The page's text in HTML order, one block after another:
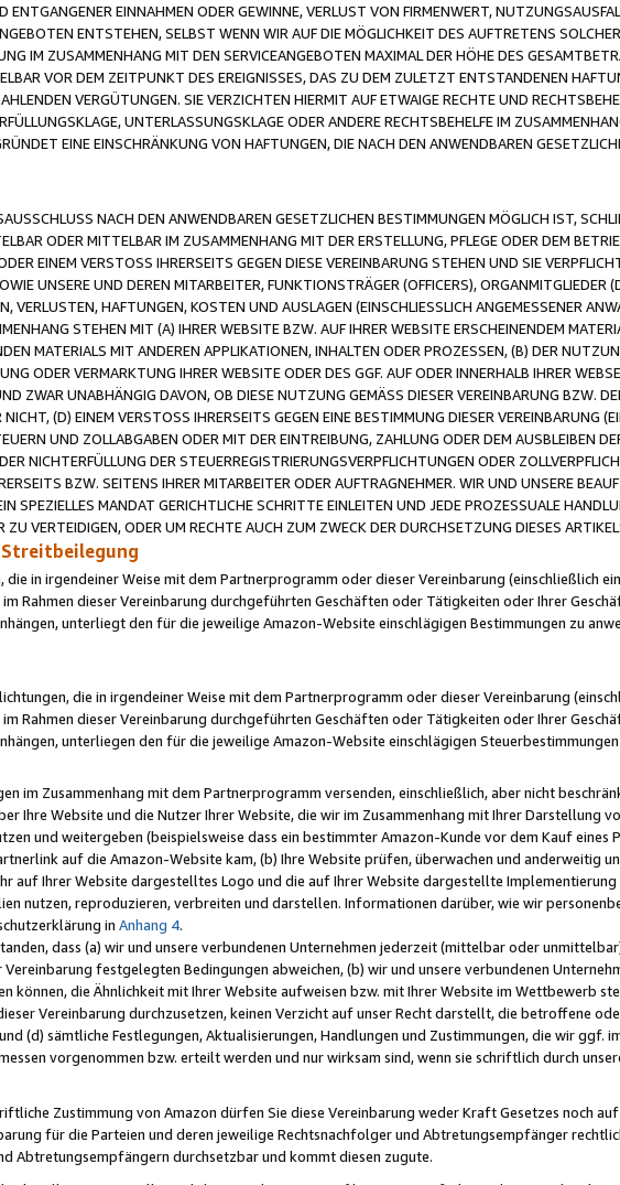
ENTGANGENER EINNAHMEN ODER GEWINNE, VERLUST VON FIRMENWERT,
ENTSTEHEN, SELBST WENN WIR AUF DIE MÖGLICHKEIT DES AUFTRETENS
IM ZUSAMMENHANG MIT DEN SERVICEANGEBOTEN MAXIMAL DER HÖHE DES
VOR DEM ZEITPUNKT DES EREIGNISSES, DAS ZU DEM ZULETZT ENTSTANDENEN
VERGÜTUNGEN. SIE VERZICHTEN HIERMIT AUF ETWAIGE RECHTE UND
UNTERLASSUNGSKLAGE ODER ANDERE RECHTSBEHELFE IM
EINE EINSCHRÄNKUNG VON HAFTUNGEN, DIE NACH DEN ANWENDBAREN
NACH DEN ANWENDBAREN GESETZLICHEN BESTIMMUNGEN MÖGLICH IST,
ODER MITTELBAR IM ZUSAMMENHANG MIT DER ERSTELLUNG, PFLEGE ODER DEM
EINEM VERSTOSS IHRERSEITS GEGEN DIESE VEREINBARUNG STEHEN UND SIE
UNSERE UND DEREN MITARBEITER, FUNKTIONSTRÄGER (OFFICERS), ORGANMITGLIEDER
VERLUSTEN, HAFTUNGEN, KOSTEN UND AUSLAGEN (EINSCHLIESSLICH ANGEMESSENER
STEHEN MIT (A) IHRER WEBSITE BZW. AUF IHRER WEBSITE ERSCHEINENDEM
MATERIALS MIT ANDEREN APPLIKATIONEN, INHALTEN ODER PROZESSEN, (B) DER
ODER VERMARKTUNG IHRER WEBSITE ODER DES GGF. AUF ODER INNERHALB IHRER
ZWAR UNABHÄNGIG DAVON, OB DIESE NUTZUNG GEMÄSS DIESER VEREINBARUNG BZW.
(D) EINEM VERSTOSS IHRERSEITS GEGEN EINE BESTIMMUNG DIESER VEREINBARUNG
UND ZOLLABGABEN ODER MIT DER EINTREIBUNG, ZAHLUNG ODER DEM AUSBLEIBEN
NICHTERFÜLLUNG DER STEUERREGISTRIERUNGSVERPFLICHTUNGEN ODER
BZW. SEITENS IHRER MITARBEITER ODER AUFTRAGNEHMER. WIR UND UNSERE
SPEZIELLES MANDAT GERICHTLICHE SCHRITTE EINLEITEN UND JEDE PROZESSUALE
VERTEIDIGEN, ODER UM RECHTE AUCH ZUM ZWECK DER DURCHSETZUNG DIESES
Streitbeilegung
in irgendeiner Weise mit dem Partnerprogramm oder dieser Vereinbarung (einschließlich
Rahmen dieser Vereinbarung durchgeführten Geschäften oder Tätigkeiten oder Ihrer
unterliegt den für die jeweilige Amazon-Website einschlägigen Bestimmungen zu
die in irgendeiner Weise mit dem Partnerprogramm oder dieser Vereinbarung
Rahmen dieser Vereinbarung durchgeführten Geschäften oder Tätigkeiten oder Ihrer
unterliegen den für die jeweilige Amazon-Website einschlägigen Steuerbestimmungen
im Zusammenhang mit dem Partnerprogramm versenden, einschließlich, aber nicht
Ihre Website und die Nutzer Ihrer Website, die wir im Zusammenhang mit Ihrer Darstellung
und weitergeben (beispielsweise dass ein bestimmter Amazon-Kunde vor dem Kauf
auf die Amazon-Website kam, (b) Ihre Website prüfen, überwachen und anderweitig
auf Ihrer Website dargestelltes Logo und die auf Ihrer Website dargestellte
nutzen, reproduzieren, verbreiten und darstellen. Informationen darüber, wie wir
in Anhang 4.
dass (a) wir und unsere verbundenen Unternehmen jederzeit (mittelbar oder
Vereinbarung festgelegten Bedingungen abweichen, (b) wir und unsere verbundenen
können, die Ähnlichkeit mit Ihrer Website aufweisen bzw. mit Ihrer Website im Wettbewerb
Vereinbarung durchzusetzen, keinen Verzicht auf unser Recht darstellt, die betroffene
(d) sämtliche Festlegungen, Aktualisierungen, Handlungen und Zustimmungen, die wir ggf.
vorgenommen bzw. erteilt werden und nur wirksam sind, wenn sie schriftlich durch
Zustimmung von Amazon dürfen Sie diese Vereinbarung weder Kraft Gesetzes noch
für die Parteien und deren jeweilige Rechtsnachfolger und Abtretungsempfänger
Abtretungsempfängern durchsetzbar und kommt diesen zugute.